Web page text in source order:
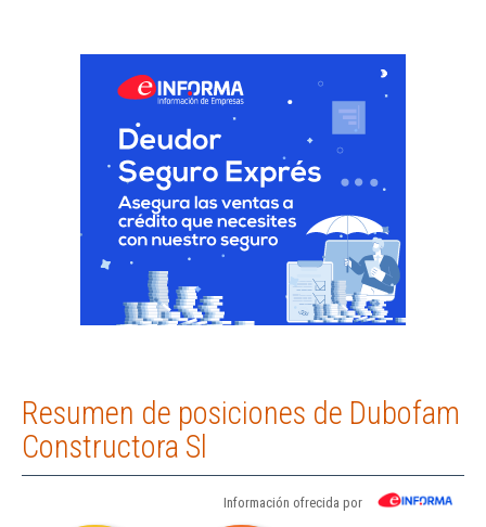
Resumen de posiciones de Dubofam
Constructora Sl
Información ofrecida por